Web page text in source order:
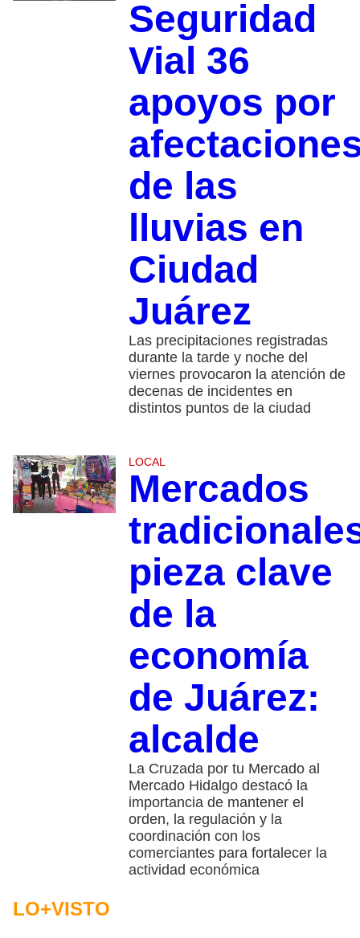
Seguridad
Vial 36
apoyos por
de las
lluvias en
Ciudad
Juárez
Las precipitaciones registradas
durante la tarde y noche del
viernes provocaron la atención de
decenas de incidentes en
distintos puntos de la ciudad
LOCAL
Mercados
pieza clave
de la
economía
de Juárez:
alcalde
La Cruzada por tu Mercado al
Mercado Hidalgo destacó la
importancia de mantener el
orden, la regulación y la
coordinación con los
comerciantes para fortalecer la
actividad económica
LO+VISTO